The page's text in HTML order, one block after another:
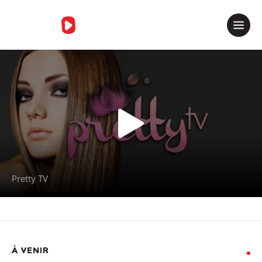
Merci de contacter le support
Pretty TV
À VENIR